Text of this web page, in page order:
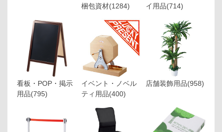
梱包資材(1284)
イ用品(714)
看板・POP・掲示
用品(795)
イベント・ノベル
ティ用品(400)
店舗装飾用品(958)